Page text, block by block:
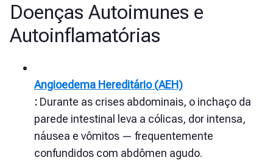
Doenças Autoimunes e
Autoinflamatórias
Angioedema Hereditário (AEH)
: Durante as crises abdominais, o inchaço da
parede intestinal leva a cólicas, dor intensa,
náusea e vômitos — frequentemente
confundidos com abdômen agudo.